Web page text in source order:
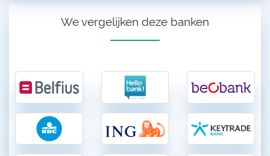
We vergelijken deze banken